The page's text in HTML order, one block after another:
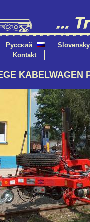
Русский Slovensky
Kontakt
KABELWAGEN